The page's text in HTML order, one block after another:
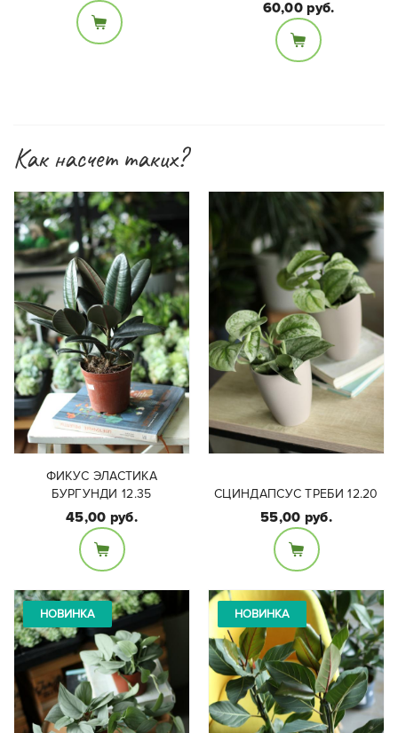
Размеры:
Материал:
Керамика
Как насчет таких?
Размеры:
Диаметр горшка 12см,
высота вместе с
растением 35 см.
ФИКУС ЭЛАСТИКА
БУРГУНДИ 12.35
45,00 руб.
высота растения:
Высота растения 20 см
СЦИНДАПСУС ТРЕБИ 12.20
55,00 руб.
НОВИНКА НОВИНКА